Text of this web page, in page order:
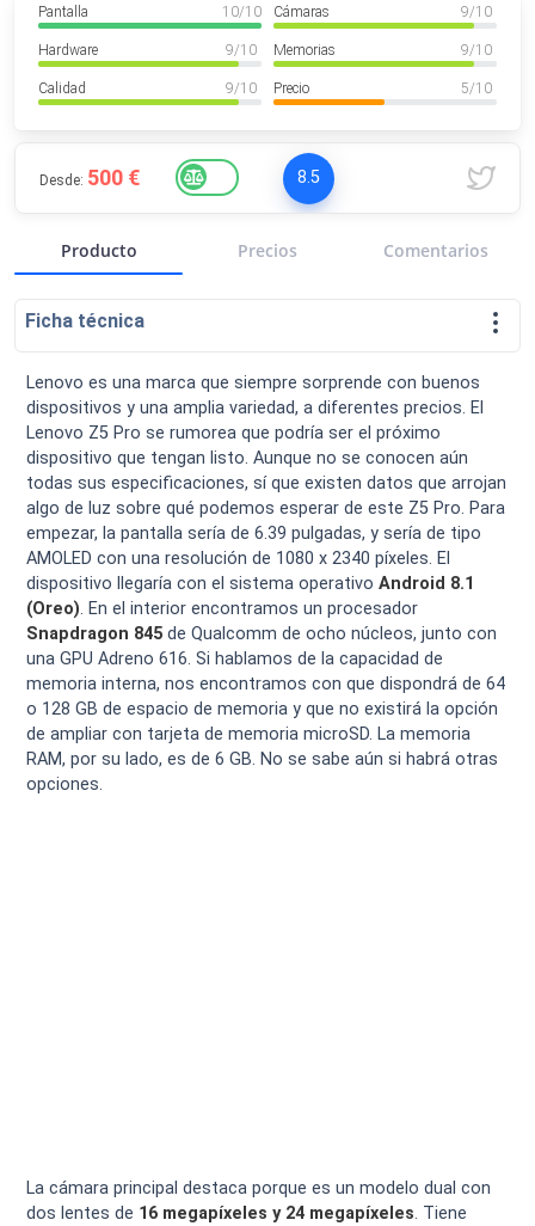
Luchinen
Uruguay
Hola me gustaría saber Si el celula...
VER MÁS
Pantalla 10/ 10 Cámaras 9/ 10
Hardware 9/ 10 Memorias 9/ 10
Calidad 9/ 10 Precio 5/ 10
Desde: 500 € 8.5
Producto Precios Comentarios
Ficha técnica
Lenovo es una marca que siempre sorprende con buenos
dispositivos y una amplia variedad, a diferentes precios. El
Lenovo Z5 Pro se rumorea que podría ser el próximo
dispositivo que tengan listo. Aunque no se conocen aún
todas sus especificaciones, sí que existen datos que arrojan
algo de luz sobre qué podemos esperar de este Z5 Pro. Para
empezar, la pantalla sería de 6.39 pulgadas, y sería de tipo
AMOLED con una resolución de 1080 x 2340 píxeles. El
dispositivo llegaría con el sistema operativo Android 8.1
(Oreo). En el interior encontramos un procesador
Snapdragon 845 de Qualcomm de ocho núcleos, junto con
una GPU Adreno 616. Si hablamos de la capacidad de
memoria interna, nos encontramos con que dispondrá de 64
o 128 GB de espacio de memoria y que no existirá la opción
de ampliar con tarjeta de memoria microSD. La memoria
RAM, por su lado, es de 6 GB. No se sabe aún si habrá otras
opciones.
La cámara principal destaca porque es un modelo dual con
dos lentes de 16 megapíxeles y 24 megapíxeles. Tiene
Descargas Comparativas
Operadores Eventos Comparador